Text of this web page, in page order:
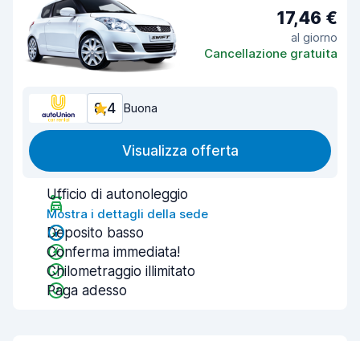
17,46 €
al giorno
Cancellazione gratuita
8,4 Buona
Visualizza offerta
Ufficio di autonoleggio
Mostra i dettagli della sede
Deposito basso
Conferma immediata!
Chilometraggio illimitato
Paga adesso